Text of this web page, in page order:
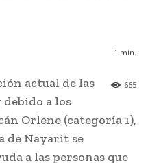
1 min.
665
actual de las
a los
Orlene (categoría 1),
de Nayarit se
a las personas que